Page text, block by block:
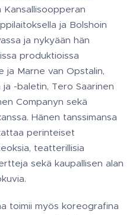
Kansallisoopperan
ja Bolshoin
ja nykyään hän
produktioissa
ja Marne van Opstalin,
-baletin, Tero Saarinen
Companyn sekä
Hänen tanssimansa
perinteiset
teatterillisia
sekä kaupallisen alan
toimii myös koreografina